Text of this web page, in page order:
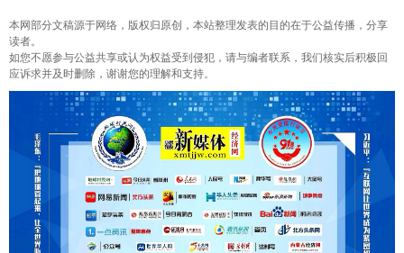
本网部分文稿源于网络，版权归原创，本站整理发表的目的在于公益传播，分享
读者。
如您不愿参与公益共享或认为权益受到侵犯，请与编者联系，我们核实后积极回
应诉求并及时删除，谢谢您的理解和支持。